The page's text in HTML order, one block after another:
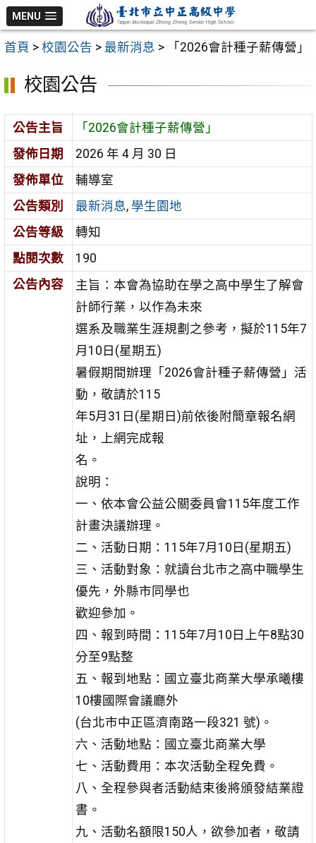
跳
至
主
MENU
首頁 > 校園公告 > 最新消息 > 「2026會計種子薪傳營」
校園公告
公告主旨
「2026會計種子薪傳營」
發佈日期
2026 年 4 月 30 日
發佈單位
輔導室
公告類別
最新消息, 學生園地
公告等級
轉知
點閱次數
190
公告內容
主旨：本會為協助在學之高中學生了解會
計師行業，以作為未來
選系及職業生涯規劃之參考，擬於115年7
月10日(星期五)
暑假期間辦理「2026會計種子薪傳營」活
動，敬請於115
年5月31日(星期日)前依後附簡章報名網
址，上網完成報
名。
說明：
一、依本會公益公關委員會115年度工作
計畫決議辦理。
二、活動日期：115年7月10日(星期五)
三、活動對象：就讀台北市之高中職學生
優先，外縣市同學也
歡迎參加。
四、報到時間：115年7月10日上午8點30
分至9點整
五、報到地點：國立臺北商業大學承曦樓
10樓國際會議廳外
(台北市中正區濟南路一段321 號)。
六、活動地點：國立臺北商業大學
七、活動費用：本次活動全程免費。
八、全程參與者活動結束後將頒發結業證
書。
九、活動名額限150人，欲參加者，敬請